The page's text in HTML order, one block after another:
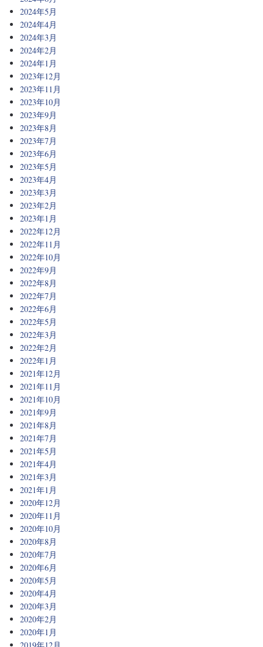
2024年5月
2024年4月
2024年3月
2024年2月
2024年1月
2023年12月
2023年11月
2023年10月
2023年9月
2023年8月
2023年7月
2023年6月
2023年5月
2023年4月
2023年3月
2023年2月
2023年1月
2022年12月
2022年11月
2022年10月
2022年9月
2022年8月
2022年7月
2022年6月
2022年5月
2022年3月
2022年2月
2022年1月
2021年12月
2021年11月
2021年10月
2021年9月
2021年8月
2021年7月
2021年5月
2021年4月
2021年3月
2021年1月
2020年12月
2020年11月
2020年10月
2020年8月
2020年7月
2020年6月
2020年5月
2020年4月
2020年3月
2020年2月
2020年1月